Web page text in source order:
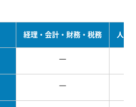
経理・会計・財務・税務 人事
－
－